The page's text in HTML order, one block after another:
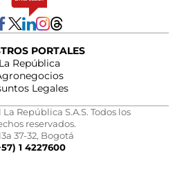
PORTALES
La República
Legales
República S.A.S. Todos los
reservados.
37-32, Bogotá
1 4227600